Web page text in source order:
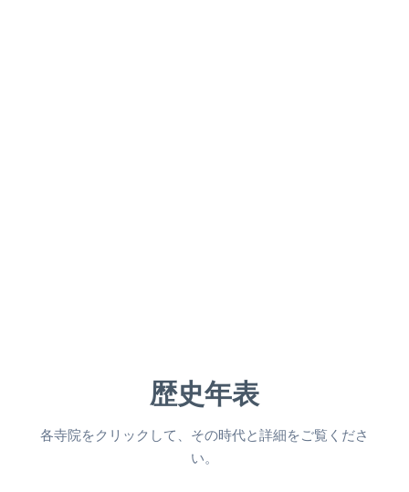
歴史年表
各寺院をクリックして、その時代と詳細をご覧くださ
い。